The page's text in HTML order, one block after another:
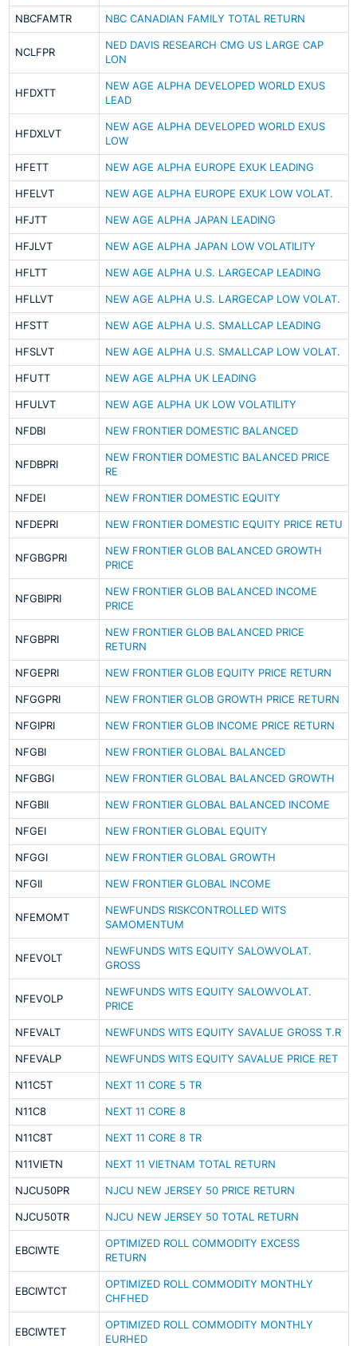
NBCFAMTR NBC CANADIAN FAMILY TOTAL RETURN
NCLFPR
NED DAVIS RESEARCH CMG US LARGE CAP
LON
HFDXTT
NEW AGE ALPHA DEVELOPED WORLD EXUS
LEAD
HFDXLVT
NEW AGE ALPHA DEVELOPED WORLD EXUS
LOW
HFETT NEW AGE ALPHA EUROPE EXUK LEADING
HFELVT NEW AGE ALPHA EUROPE EXUK LOW VOLAT.
HFJTT NEW AGE ALPHA JAPAN LEADING
HFJLVT NEW AGE ALPHA JAPAN LOW VOLATILITY
HFLTT NEW AGE ALPHA U.S. LARGECAP LEADING
HFLLVT NEW AGE ALPHA U.S. LARGECAP LOW VOLAT.
HFSTT NEW AGE ALPHA U.S. SMALLCAP LEADING
HFSLVT NEW AGE ALPHA U.S. SMALLCAP LOW VOLAT.
HFUTT NEW AGE ALPHA UK LEADING
HFULVT NEW AGE ALPHA UK LOW VOLATILITY
NFDBI NEW FRONTIER DOMESTIC BALANCED
NFDBPRI
NEW FRONTIER DOMESTIC BALANCED PRICE
RE
NFDEI NEW FRONTIER DOMESTIC EQUITY
NFDEPRI NEW FRONTIER DOMESTIC EQUITY PRICE RETU
NFGBGPRI
NEW FRONTIER GLOB BALANCED GROWTH
PRICE
NFGBIPRI
NEW FRONTIER GLOB BALANCED INCOME
PRICE
NFGBPRI
NEW FRONTIER GLOB BALANCED PRICE
RETURN
NFGEPRI NEW FRONTIER GLOB EQUITY PRICE RETURN
NFGGPRI NEW FRONTIER GLOB GROWTH PRICE RETURN
NFGIPRI NEW FRONTIER GLOB INCOME PRICE RETURN
NFGBI NEW FRONTIER GLOBAL BALANCED
NFGBGI NEW FRONTIER GLOBAL BALANCED GROWTH
NFGBII NEW FRONTIER GLOBAL BALANCED INCOME
NFGEI NEW FRONTIER GLOBAL EQUITY
NFGGI NEW FRONTIER GLOBAL GROWTH
NFGII NEW FRONTIER GLOBAL INCOME
NFEMOMT
NEWFUNDS RISKCONTROLLED WITS
SAMOMENTUM
NFEVOLT
NEWFUNDS WITS EQUITY SALOWVOLAT.
GROSS
NFEVOLP
NEWFUNDS WITS EQUITY SALOWVOLAT.
PRICE
NFEVALT NEWFUNDS WITS EQUITY SAVALUE GROSS T.R
NFEVALP NEWFUNDS WITS EQUITY SAVALUE PRICE RET
N11C5T NEXT 11 CORE 5 TR
N11C8 NEXT 11 CORE 8
N11C8T NEXT 11 CORE 8 TR
N11VIETN NEXT 11 VIETNAM TOTAL RETURN
NJCU50PR NJCU NEW JERSEY 50 PRICE RETURN
NJCU50TR NJCU NEW JERSEY 50 TOTAL RETURN
EBCIWTE
OPTIMIZED ROLL COMMODITY EXCESS
RETURN
EBCIWTCT
OPTIMIZED ROLL COMMODITY MONTHLY
CHFHED
EBCIWTET
OPTIMIZED ROLL COMMODITY MONTHLY
EURHED